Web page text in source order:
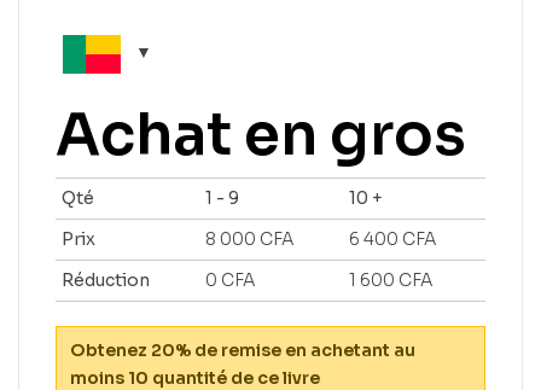
Achat en gros
Qté 1 - 9
10 +
Prix
8 000 CFA 6 400 CFA
Réduction
0 CFA 1 600 CFA
Obtenez 20% de remise en achetant au
moins 10 quantité de ce livre